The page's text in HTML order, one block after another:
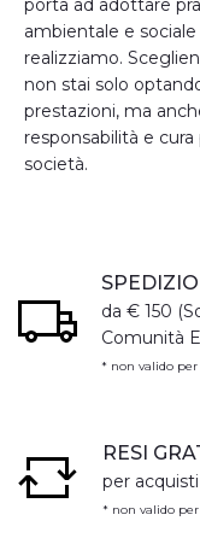
porta ad adottare
ambientale e
realizziamo.
non stai solo
prestazioni, ma
responsabilità e
società.
da € 150
Comunità
* non valido
RESI
per
* non valido